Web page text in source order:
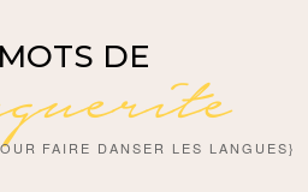
DE
FAIRE DANSER LES LANGUES}